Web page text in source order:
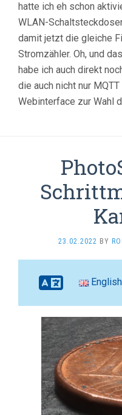
hatte ich eh schon
WLAN-
damit jetzt die gleiche
Stromzähler. Oh, und
habe ich auch direkt
die auch nicht nur
Webinterface zur Wahl
23.02.2022 BY